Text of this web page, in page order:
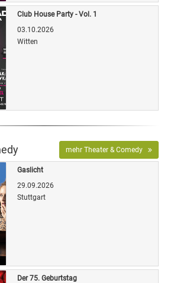
Club House Party - Vol. 1
03.10.2026
Witten
mehr Theater & Comedy
Gaslicht
29.09.2026
Stuttgart
Der 75. Geburtstag